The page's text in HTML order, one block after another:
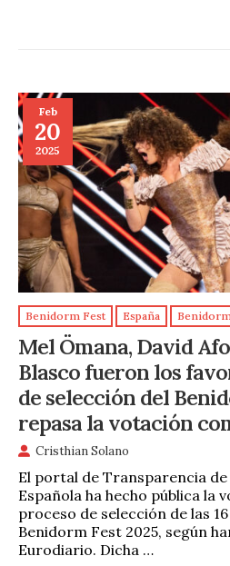
Feb
20
2025
Benidorm Fest España
Mel Ömana, David
Blasco fueron los
de selección del
repasa la votación
Cristhian Solano
El portal de Transparencia de
Española ha hecho pública la
proceso de selección de las
Benidorm Fest 2025, según
Eurodiario. Dicha …